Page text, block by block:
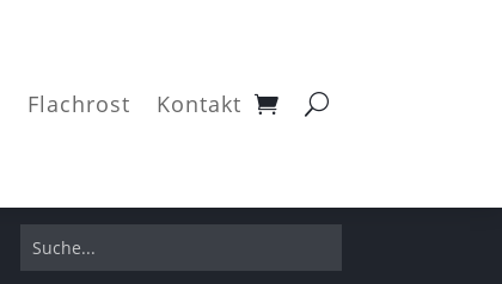
Flachrost Kontakt